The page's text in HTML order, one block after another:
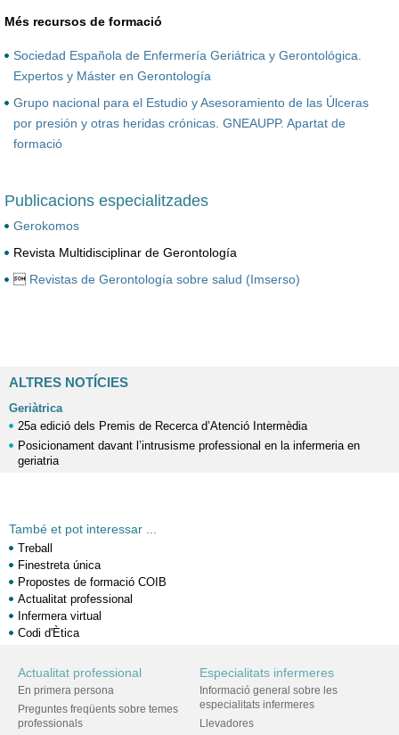
Més recursos de formació
Sociedad Española de Enfermería Geriátrica y Gerontológica.
Expertos y Máster en Gerontología
Grupo nacional para el Estudio y Asesoramiento de las Úlceras
por presión y otras heridas crónicas. GNEAUPP. Apartat de
formació
Publicacions especialitzades
Gerokomos
Revista Multidisciplinar de Gerontología
 Revistas de Gerontología sobre salud (Imserso)
ALTRES NOTÍCIES
Geriàtrica
25a edició dels Premis de Recerca d’Atenció Intermèdia
Posicionament davant l’intrusisme professional en la infermeria en
geriatria
També et pot interessar ...
Treball
Finestreta única
Propostes de formació COIB
Actualitat professional
Infermera virtual
Codi d'Ètica
Actualitat professional
En primera persona
Preguntes freqüents sobre temes
professionals
Especialitats infermeres
Informació general sobre les
especialitats infermeres
Llevadores